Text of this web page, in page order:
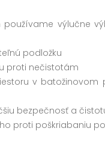
výlučne
podložku
proti nečistotám
v batožinovom
bezpečnosť a
proti poškriabaniu